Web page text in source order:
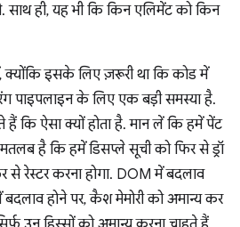
साथ ही, यह भी कि किन एलिमेंट को किन
क्योंकि इसके लिए ज़रूरी था कि कोड में
पाइपलाइन के लिए एक बड़ी समस्या है.
ऐसा क्यों होता है. मान लें कि हमें पेंट
है कि हमें डिसप्ले सूची को फिर से ड्रॉ
से रेस्टर करना होगा. DOM में बदलाव
होने पर, कैश मेमोरी को अमान्य कर